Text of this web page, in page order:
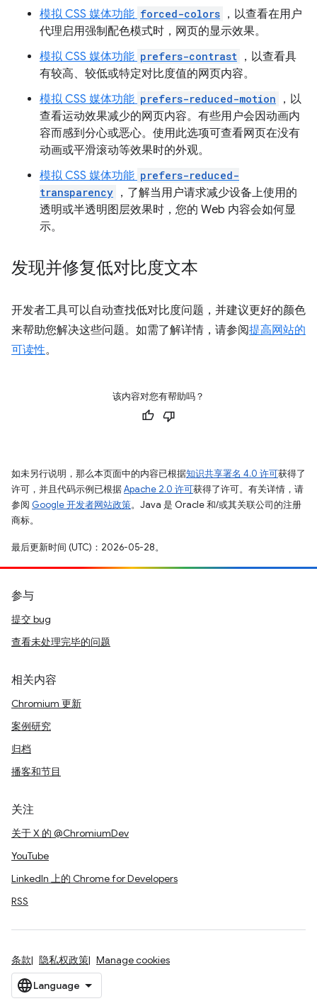
模拟 CSS 媒体功能 forced-colors ，以查看在用户
代理启用强制配色模式时，网页的显示效果。
模拟 CSS 媒体功能 prefers-contrast ，以查看具
有较高、较低或特定对比度值的网页内容。
模拟 CSS 媒体功能 prefers-reduced-motion
，以
查看运动效果减少的网页内容。有些用户会因动画内
容而感到分心或恶心。使用此选项可查看网页在没有
动画或平滑滚动等效果时的外观。
模拟 CSS 媒体功能 prefers-reduced-
transparency ，了解当用户请求减少设备上使用的
透明或半透明图层效果时，您的 Web 内容会如何显
示。
发现并修复低对比度文本
开发者工具可以自动查找低对比度问题，并建议更好的颜色
来帮助您解决这些问题。如需了解详情，请参阅提高网站的
可读性。
该内容对您有帮助吗？
如未另行说明，那么本页面中的内容已根据知识共享署名 4.0 许可获得了
许可，并且代码示例已根据Apache 2.0 许可获得了许可。有关详情，请
参阅 Google 开发者网站政策。Java 是 Oracle 和/或其关联公司的注册
商标。
最后更新时间 (UTC)：2026-05-28。
参与
提交 bug
查看未处理完毕的问题
相关内容
Chromium 更新
案例研究
归档
播客和节目
关注
关于 X 的 @ChromiumDev
YouTube
LinkedIn 上的 Chrome for Developers
RSS
条款 隐私权政策 Manage cookies